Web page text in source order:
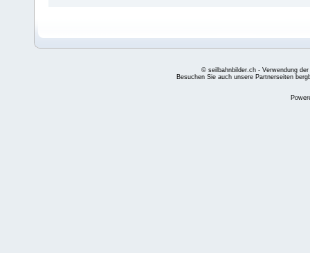
© seilbahnbilder.ch - Verwendung
Besuchen Sie auch unsere Partnerseiten